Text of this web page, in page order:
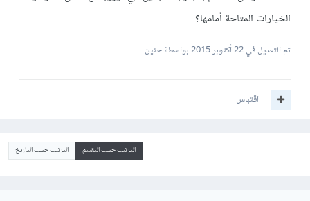
الخيارات المتاحة أمامها؟
تم التعديل في22 أكتوبر 2015 بواسطة حنين
اقتباس
الترتيب حسب التقييم الترتيب حسب التاريخ